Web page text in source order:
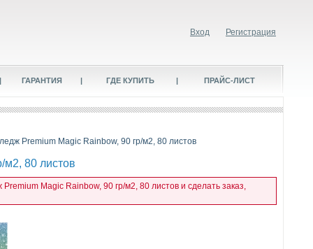
Вход Регистрация
| ГАРАНТИЯ | ГДЕ КУПИТЬ | ПРАЙС-ЛИСТ
Premium Magic Rainbow, 90 гр/м2, 80 листов
м2, 80 листов
Magic Rainbow, 90 гр/м2, 80 листов и сделать заказ,